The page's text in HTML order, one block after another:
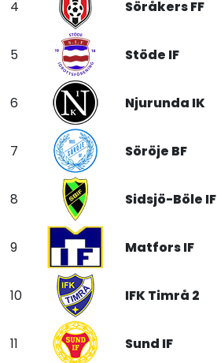
4 Söråkers FF
5 Stöde IF
6 Njurunda IK
7 Söröje BF
8 Sidsjö-Böle IF
9 Matfors IF
10 IFK Timrå 2
11 Sund IF